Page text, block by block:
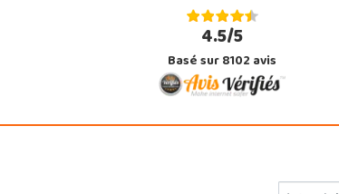
4.5/5
Basé sur 8102 avis